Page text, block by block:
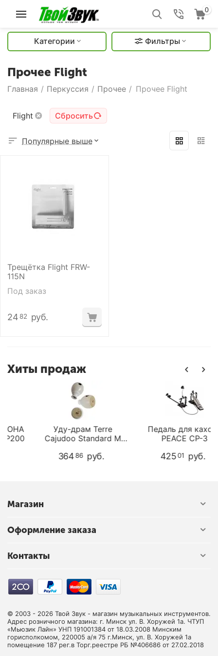
0
Категории Фильтры
Прочее Flight
Главная / Перкуссия / Прочее / Прочее Flight
Flight Сбросить
Популярные выше
Трещётка Flight FRW-
115N
Под заказ
24 82 руб.
Хиты продаж
Уду-драм Terre
Cajudoo Standard M
36486 руб.
Педаль для кахона
PEACE CP-3
42501 руб.
Магазин
Оформление заказа
Контакты
© 2003 - 2026 Твой Звук - магазин музыкальных инструментов.
Адрес розничного магазина: г. Минск ул. В. Хоружей 1а. ЧТУП
«Мьюзик Лайн» УНП 191001384 от 18.03.2008 Минским
горисполкомом, 220005 а/я 75 г.Минск, ул. В. Хоружей 1а
помещение 187 рег.в Торг.реестре РБ №406686 от 27.02.2018